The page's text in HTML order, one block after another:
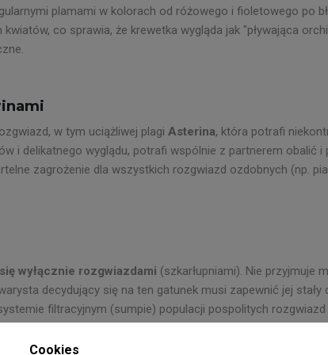
plamami w kolorach od różowego i fioletowego po
co sprawia, że krewetka wygląda jak "pływająca
w tym uciążliwej plagi Asterina, która potrafi
i delikatnego wyglądu, potrafi wspólnie z partnerem obalić
zagrożenie dla wszystkich rozgwiazd ozdobnych (np.
wyłącznie rozgwiazdami (szkarłupniami). Nie przyjmuje
decydujący się na ten gatunek musi zapewnić jej
filtracyjnym (sumpie) populacji pospolitych
te mają zdolność regeneracji).
Cookies